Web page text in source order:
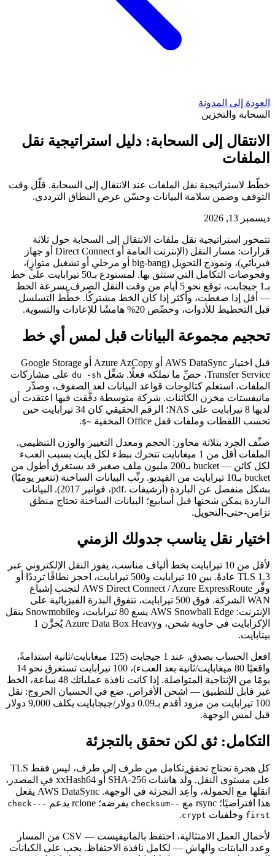
العودة إلى المدونة
السحابة والتخزين
الانتقال إلى السحابة: دليل استراتيجية نقل
الملفات
خطّط لاستراتيجية نقل الملفات عند الانتقال إلى السحابة. قلّل وقت
التوقف وضمن سلامة البيانات وحسّن عرض النطاق الترددي.
ديسمبر 13, 2026
تتمحور استراتيجية نقل ملفات الانتقال إلى السحابة حول ثلاثة
قرارات: مسار النقل (الإنترنت العامة أو Direct Connect أو جهاز
فيزيائي)، ونموذج التحويل (big-bang أو مرحلي أو تشغيل متوازٍ)،
وفحوصات التكامل التي ستثق بها. لمستودع بـ50 تيرابايت على خط
بـ1 جيجابت، توقع نحو 5 أيام من وقت النقل الصرف بسرعة الخط
— أقل إذا ضغطت، وأكثر إذا كان الخط مشتركًا. خطِّط التسلسل
قبل التخطيط للأدوات، وخصِّص 20% هامشًا للإعادات والتسوية.
تحجيم مجموعة البيانات قبل لمس أي خط
قبل اختيار AWS DataSync أو Azure AzCopy أو Google Storage
Transfer Service، حصِّ ما تملكه فعلًا. شغِّل
du -sh على مشاركات
الملفات، استعلم كتالوجات قواعد البيانات لعد الصفوف، وصدِّر
مانيفستات مخزن الكائنات. شركة متوسطة دقَّقت فيها اعتقدت أن
لديها 8 تيرابايت على NAS؛ الرقم الحقيقي كان 34 تيرابايت حين
تحسب اللقطات وملفات قفل Office المخفية
~$
.
صنِّف الجرد بثلاثة محاور: الحجم ومعدل التغيير والوزن التنظيمي.
الملفات أقل من 1 ميغابايت تتحرك ببطء لكل بايت بسبب العبء
لكل كائن — bucket بـ200 مليون ملف صغير قد يستغرق أطول من
bucket بـ10 تيرابايت من الفيديو. رتِّب البيانات الساخنة (تتغير يوميًا)
بشكل منفصل عن الباردة (أرشيفات .pdf، فواتير 2017). البيانات
الباردة يمكن شحنها قبل أسابيع؛ البيانات الساخنة تحتاج منطق
تزامن-حتى-التحويل.
اختيار نقل يناسب جدولك الزمني
لأقل من 10 تيرابايت بخط ألياف مناسب، يفوز النقل الإلكتروني عبر
TLS 1.3 عادةً. بين 10 تيرابايت و500 تيرابايت، احجز نطاقًا ترددًا أو
وفِّر AWS Direct Connect / Azure ExpressRoute لتجنب إشباع
WAN الشركة. فوق 500 تيرابايت، تتفوق البذرة الفيزيائية على
الإنترنت: AWS Snowball Edge يسع 80 تيرابايت، وSnowmobile ينقل
الإكزابايت في حاوية شحن، وAzure Data Box Heavy يُخزِّن 1
بيتابايت.
افعل الحساب بصدق. عند 1 جيجابت (125 ميغابايت/ثانية استدامةً،
واقعيًا 80 ميغابايت/ثانية بعد العبء)، 100 تيرابايت تستغرق نحو 14
يومًا من الإنتاجية المتواصلة. إذا كانت نافذة عملياتك 48 ساعة، الخط
غير قابل للتطبيق — اشحن الأقراص. ضع في الحسبان الخروج: نقل
100 تيرابايت من مزود أقدم بـ0.09 دولار/جيجابايت يكلف 9,000 دولار
قبل لمس الوجهة.
التكامل: ثق لكن تحقق بالتجزئة
كل هجرة تحتاج تحقق تكامل من طرف إلى طرف، ليس فقط TLS
على مستوى النقل. ولِّد هاشات SHA-256 أو xxHash64 في المصدر،
انقلها مع الحمولة، وأعِد التجزئة في الوجهة. AWS DataSync يفعل
هذا افتراضيًا؛ rsync مع
--checksum يفرضه؛ rclone يدعم
--check-
first وخلفيات crypt
.
لأحمال العمل الامتثالية، احتفظ بالمانيفيست — CSV من المسار
وعدد البايتات والهاش — لكامل نافذة الاحتفاظ. يجب على الكيانات